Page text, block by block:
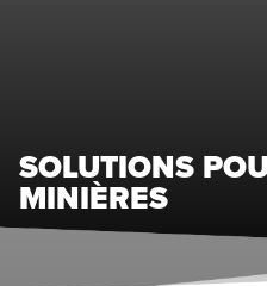
SOLUTIONS
MINIÈRES